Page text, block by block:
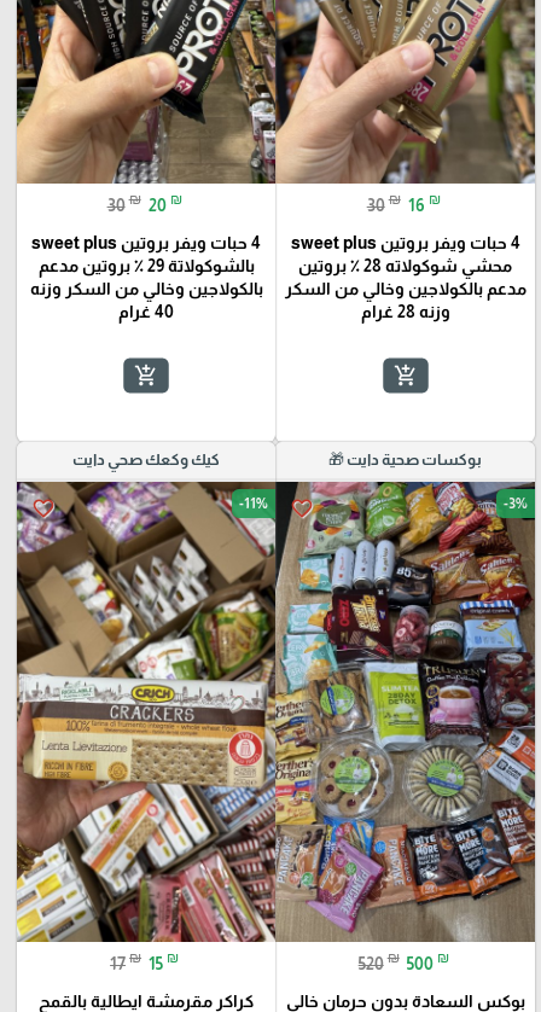
30 ₪ 16 ₪
4 حبات ويفر بروتين sweet plus
محشي شوكولاته 28 ٪؜ بروتين
مدعم بالكولاجين وخالي من السكر
وزنه 28 غرام
add_shopping_cart
30 ₪ 20 ₪
4 حبات ويفر بروتين sweet plus
بالشوكولاتة 29 ٪؜ بروتين مدعم
بالكولاجين وخالي من السكر وزنه
40 غرام
add_shopping_cart
بوكسات صحية دايت 🎁
favorite_border -3%
520 ₪ 500 ₪
بوكس السعادة بدون حرمان خالي
كيك وكعك صحي دايت
favorite_border -11%
17 ₪ 15 ₪
كراكر مقرمشة ايطالية بالقمح